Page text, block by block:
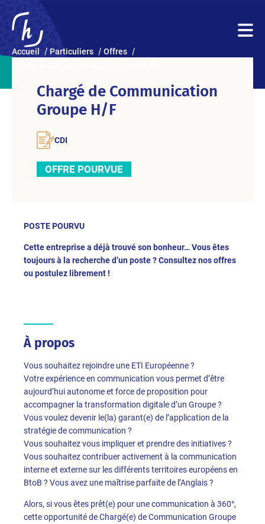
Accueil Particuliers
Offres
Chargé de Communication
Groupe H/F
CDI
OFFRE POURVUE
POSTE POURVU
Cette entreprise a déjà trouvé son bonheur… Vous êtes
toujours à la recherche d’un poste ? Consultez nos offres
ou postulez librement !
À propos
Vous souhaitez rejoindre une ETI Européenne ?
Votre expérience en communication vous permet d’être
aujourd’hui autonome et force de proposition pour
accompagner la transformation digitale d’un Groupe ?
Vous voulez devenir le(la) garant(e) de l’application de la
stratégie de communication ?
Vous souhaitez vous impliquer et prendre des initiatives ?
Vous souhaitez contribuer activement à la communication
interne et externe sur les différents territoires européens en
BtoB ? Vous avez une maîtrise parfaite de l’Anglais ?
Alors, si vous êtes prêt(e) pour une communication à 360°,
cette opportunité de Chargé(e) de Communication Groupe